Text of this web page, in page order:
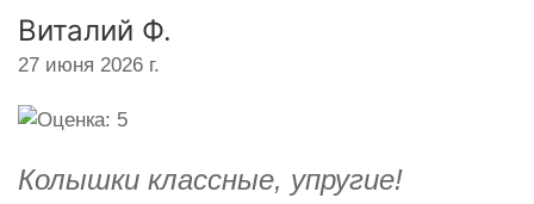
Виталий Ф.
27 июня 2026 г.
Колышки классные, упругие!